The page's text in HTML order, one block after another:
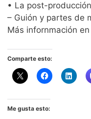
• La post-
– Guión y partes de
Más infornmación
Comparte esto:
Me gusta esto: